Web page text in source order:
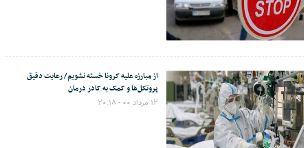
از مبارزه علیه کرونا خسته نشویم/ رعایت دقیق
پروتکل‌ها و کمک به کادر درمان
۱۲ مرداد ۰۰ - ۲۰:۱۸